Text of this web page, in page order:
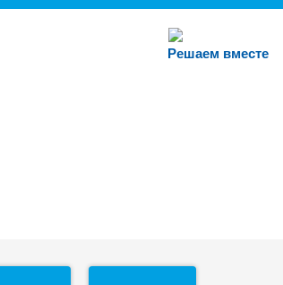
Решаем вместе